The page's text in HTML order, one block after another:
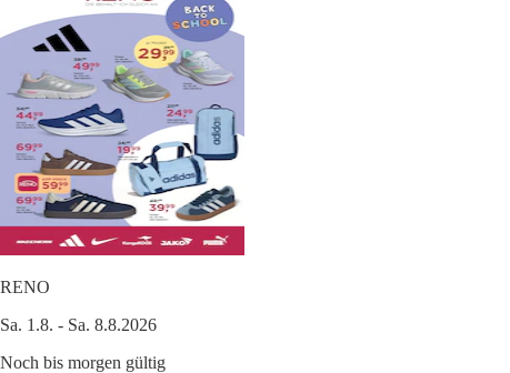
RENO
Sa. 1.8. - Sa. 8.8.2026
Noch bis morgen gültig